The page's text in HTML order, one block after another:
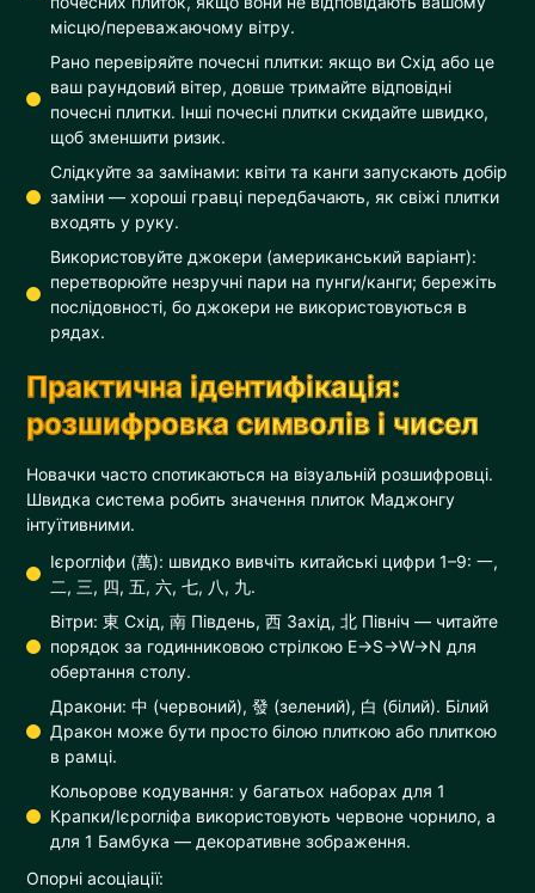
місцю/переважаючому вітру.
Рано перевіряйте почесні плитки: якщо ви Схід або це
ваш раундовий вітер, довше тримайте відповідні
почесні плитки. Інші почесні плитки скидайте швидко,
щоб зменшити ризик.
Слідкуйте за замінами: квіти та канги запускають добір
заміни — хороші гравці передбачають, як свіжі плитки
входять у руку.
Використовуйте джокери (американський варіант):
перетворюйте незручні пари на пунги/канги; бережіть
послідовності, бо джокери не використовуються в
рядах.
Практична ідентифікація:
розшифровка символів і чисел
Новачки часто спотикаються на візуальній розшифровці.
Швидка система робить значення плиток Маджонгу
інтуїтивними.
Ієрогліфи (萬): швидко вивчіть китайські цифри 1–9: 一,
二, 三, 四, 五, 六, 七, 八, 九.
Вітри: 東 Схід, 南 Південь, 西 Захід, 北 Північ — читайте
порядок за годинниковою стрілкою E→S→W→N для
обертання столу.
Дракони: 中 (червоний), 發 (зелений), 白 (білий). Білий
Дракон може бути просто білою плиткою або плиткою
в рамці.
Кольорове кодування: у багатьох наборах для 1
Крапки/Ієрогліфа використовують червоне чорнило, а
для 1 Бамбука — декоративне зображення.
Опорні асоціації: